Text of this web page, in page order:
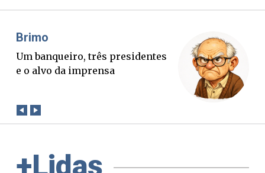
Misael Elias
O Boato corre mais rápido que a
verdade. Mas quem paga a
+Lidas